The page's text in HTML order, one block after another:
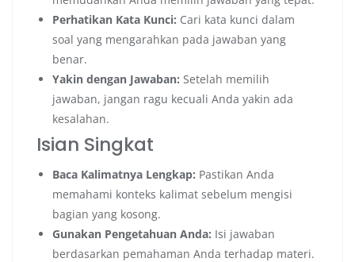
Perhatikan Kata Kunci: Cari kata kunci dalam
soal yang mengarahkan pada jawaban yang
benar.
Yakin dengan Jawaban: Setelah memilih
jawaban, jangan ragu kecuali Anda yakin ada
kesalahan.
Isian Singkat
Baca Kalimatnya Lengkap: Pastikan Anda
memahami konteks kalimat sebelum mengisi
bagian yang kosong.
Gunakan Pengetahuan Anda: Isi jawaban
berdasarkan pemahaman Anda terhadap materi.